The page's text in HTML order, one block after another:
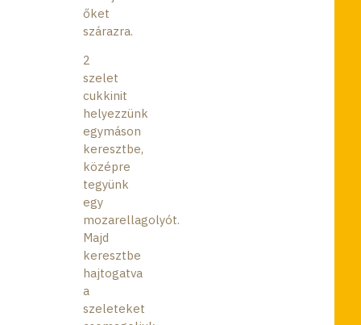
őket
szárazra.
2
szelet
cukkinit
helyezzünk
egymáson
keresztbe,
középre
tegyünk
egy
mozarellagolyót.
Majd
keresztbe
hajtogatva
a
szeleteket